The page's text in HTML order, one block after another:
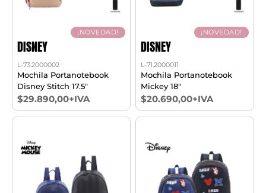
¡NOVEDAD!
DISNEY
L-73.2000002
Mochila Portanotebook
Disney Stitch 17.5"
$29.890,00+IVA
¡NOVEDAD!
DISNEY
L-71.2000011
Mochila Portanotebook
Mickey 18"
$20.690,00+IVA